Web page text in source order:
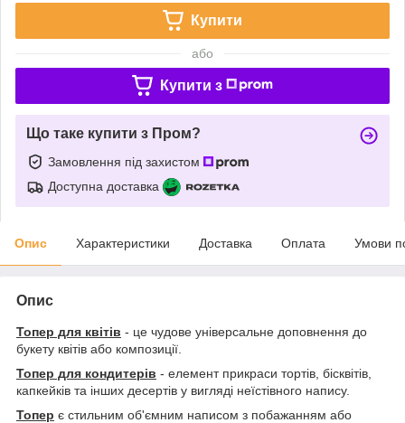
Купити
або
Купити з
Що таке купити з Пром?
Замовлення під захистом
Доступна доставка
Опис Характеристики Доставка Оплата Умови
Опис
Топер для квітів - це чудове універсальне доповнення до
букету квітів або композиції.
Топер для кондитерів - елемент прикраси тортів, бісквітів,
капкейків та інших десертів у вигляді неїстівного напису.
Топер є стильним об'ємним написом з побажанням або